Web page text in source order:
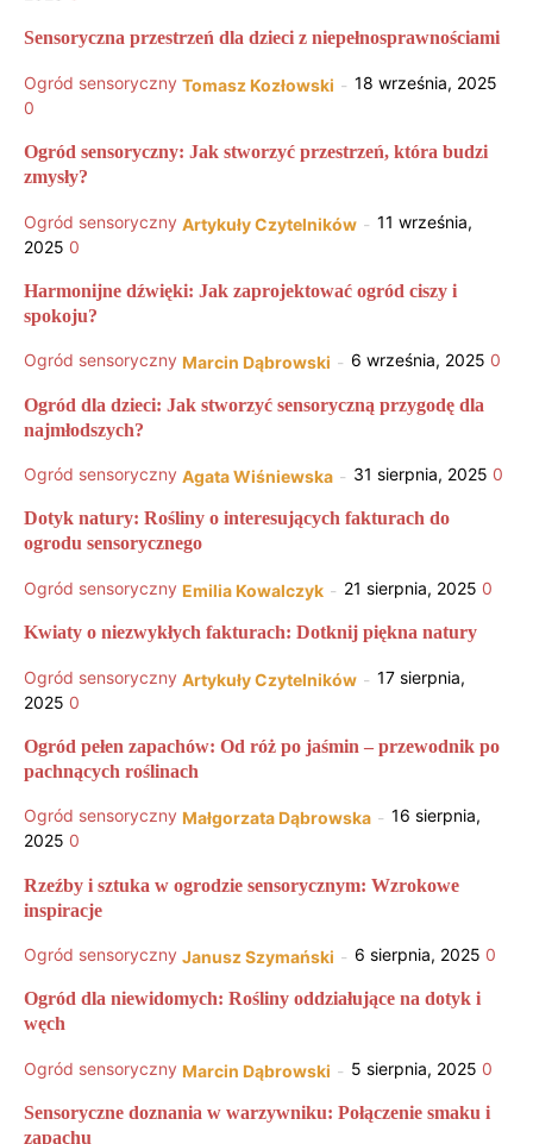
Sensoryczna przestrzeń dla dzieci z niepełnosprawnościami
Ogród sensoryczny Tomasz Kozłowski - 18 września, 2025
0
Ogród sensoryczny: Jak stworzyć przestrzeń, która budzi
zmysły?
Ogród sensoryczny Artykuły Czytelników - 11 września,
2025 0
Harmonijne dźwięki: Jak zaprojektować ogród ciszy i
spokoju?
Ogród sensoryczny Marcin Dąbrowski - 6 września, 2025 0
Ogród dla dzieci: Jak stworzyć sensoryczną przygodę dla
najmłodszych?
Ogród sensoryczny Agata Wiśniewska - 31 sierpnia, 2025 0
Dotyk natury: Rośliny o interesujących fakturach do
ogrodu sensorycznego
Ogród sensoryczny Emilia Kowalczyk - 21 sierpnia, 2025 0
Kwiaty o niezwykłych fakturach: Dotknij piękna natury
Ogród sensoryczny Artykuły Czytelników - 17 sierpnia,
2025 0
Ogród pełen zapachów: Od róż po jaśmin – przewodnik po
pachnących roślinach
Ogród sensoryczny Małgorzata Dąbrowska - 16 sierpnia,
2025 0
Rzeźby i sztuka w ogrodzie sensorycznym: Wzrokowe
inspiracje
Ogród sensoryczny Janusz Szymański - 6 sierpnia, 2025 0
Ogród dla niewidomych: Rośliny oddziałujące na dotyk i
węch
Ogród sensoryczny Marcin Dąbrowski - 5 sierpnia, 2025 0
Sensoryczne doznania w warzywniku: Połączenie smaku i
zapachu